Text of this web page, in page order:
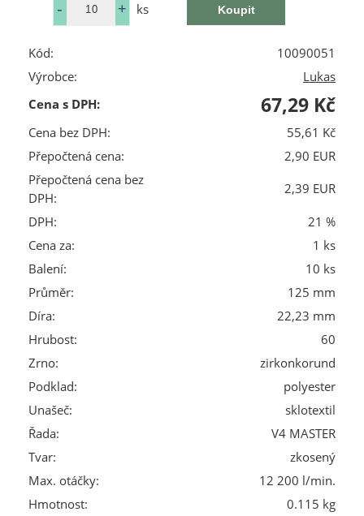
ks
Kód:
10090051
Výrobce:
Lukas
Cena s DPH:
67,29 Kč
Cena bez DPH:
55,61 Kč
Přepočtená cena:
2,90 EUR
Přepočtená cena bez
DPH:
2,39 EUR
DPH:
21 %
Cena za:
1 ks
Balení:
10 ks
Průměr:
125 mm
Díra:
22,23 mm
Hrubost:
60
Zrno:
zirkonkorund
Podklad:
polyester
Unašeč:
sklotextil
Řada:
V4 MASTER
Tvar:
zkosený
Max. otáčky:
12 200 l/min.
Hmotnost:
0.115 kg